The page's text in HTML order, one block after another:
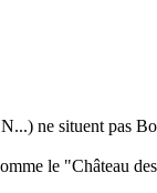
ne situent pas
le "Château